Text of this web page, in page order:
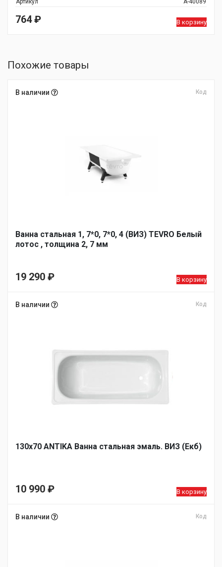
Артикул А-40089
764₽ В корзину
Похожие товары
В наличии Код
Ванна стальная 1, 7*0, 7*0, 4 (ВИЗ) TEVRO Белый
лотос , толщина 2, 7 мм
19 290 ₽ В корзину
В наличии Код
130х70 ANTIKA Ванна стальная эмаль. ВИЗ (Екб)
10 990 ₽ В корзину
В наличии Код